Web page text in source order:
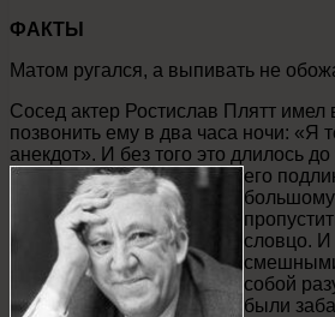
ФАКТЫ
Матом ругался, а выпивать не
Сосед актер Ростислав Плятт имел
позвонить ему в два часа ночи: «Я
анекдот». И без того это длилось
его
большому
словцо.
собой
были